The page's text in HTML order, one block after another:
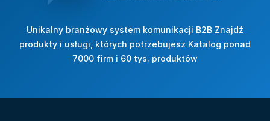
Unikalny branżowy system komunikacji B2B Znajdź
produkty i usługi, których potrzebujesz Katalog ponad
7000 firm i 60 tys. produktów